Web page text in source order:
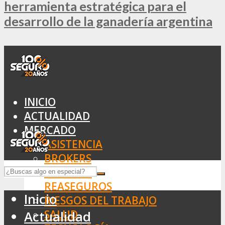
herramienta estratégica para el
desarrollo de la ganadería argentina
INICIO
ACTUALIDAD
MERCADO
ASISTENCIA
BROKERS
SEGUROS
REASEGUROS
RIESGOS DEL TRABAJO
SALUD
Inicio
Actualidad